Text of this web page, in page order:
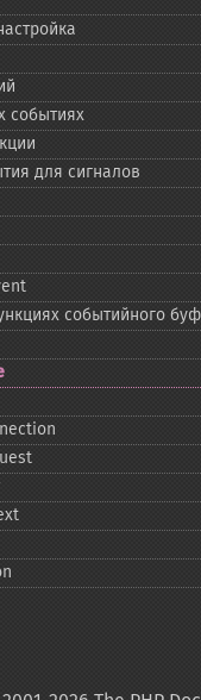
событиях
для сигналов
событийного